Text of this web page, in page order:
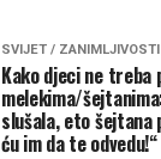
SVIJET / ZANIMLJIVOSTI
Kako djeci ne treba
melekima/
slušala, eto šejtana
ću im da te odvedu!“